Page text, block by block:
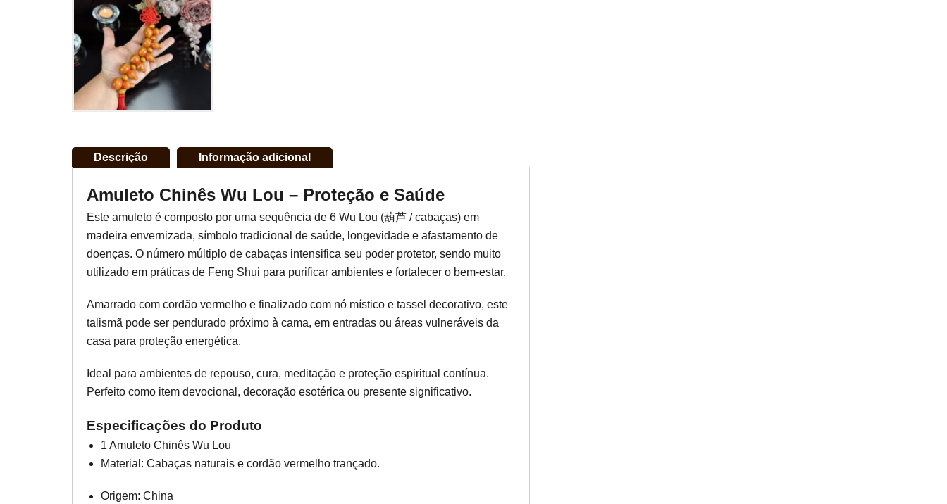
Descrição Informação adicional
Amuleto Chinês Wu Lou – Proteção e Saúde
Este amuleto é composto por uma sequência de 6 Wu Lou (葫芦 / cabaças) em
madeira envernizada, símbolo tradicional de saúde, longevidade e afastamento de
doenças. O número múltiplo de cabaças intensifica seu poder protetor, sendo muito
utilizado em práticas de Feng Shui para purificar ambientes e fortalecer o bem-estar.
Amarrado com cordão vermelho e finalizado com nó místico e tassel decorativo, este
talismã pode ser pendurado próximo à cama, em entradas ou áreas vulneráveis da
casa para proteção energética.
Ideal para ambientes de repouso, cura, meditação e proteção espiritual contínua.
Perfeito como item devocional, decoração esotérica ou presente significativo.
Especificações do Produto
1 Amuleto Chinês Wu Lou
Material: Cabaças naturais e cordão vermelho trançado.
Origem: China